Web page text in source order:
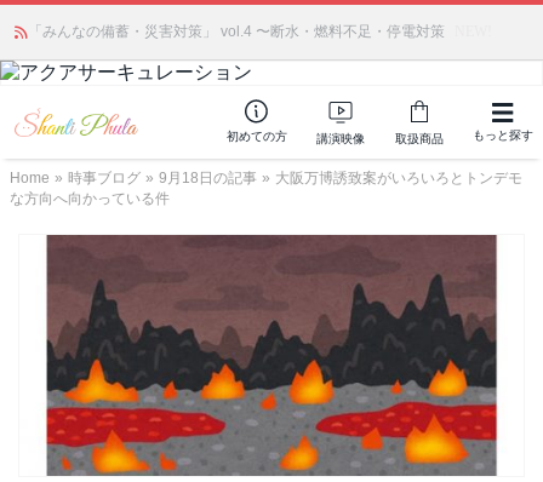
「みんなの備蓄・災害対策」 vol.4 〜断水・燃料不足・停電対策
かつて愛されていた人気商品が復活！夏場に活躍するジェルクリーム「アク
アサーキュレーション」💖🏖️ 8月末までの購入でポイント還元も✨
初めての方 講演映像 取扱商品 もっと探す
Home » 時事ブログ » 9月18日の記事 » 大阪万博誘致案がいろいろとトンデモ
な方向へ向かっている件